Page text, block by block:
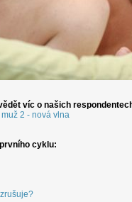
víc o našich
2 - nová vlna
cyklu: